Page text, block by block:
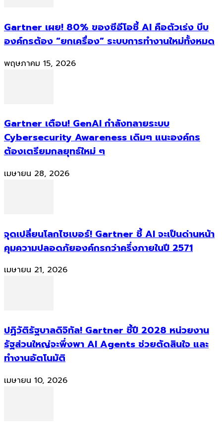
Gartner เผย! 80% ของซีอีโอชี้ AI คือตัวเร่ง บีบ
องค์กรต้อง “ยกเครื่อง” ระบบการทำงานใหม่ทั้งหมด
พฤษภาคม 15, 2026
Gartner เตือน! GenAI กำลังทลายระบบ
Cybersecurity Awareness เดิมๆ แนะองค์กร
ต้องเตรียมกลยุทธ์ใหม่ ๆ
เมษายน 28, 2026
จุดเปลี่ยนโลกไซเบอร์! Gartner ชี้ AI จะเป็นด่านหน้า
คุมความปลอดภัยองค์กรกว่าครึ่งภายในปี 2571
เมษายน 21, 2026
ปฏิวัติรัฐบาลดิจิทัล! Gartner ชี้ปี 2028 หน่วยงาน
รัฐส่วนใหญ่จะพึ่งพา AI Agents ช่วยตัดสินใจ และ
ทำงานอัตโนมัติ
เมษายน 10, 2026